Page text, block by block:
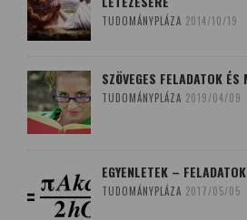
TUDOMÁNYPLÁZA 2014/10/19
SZÖVEGES FELADATOK ÉS
TUDOMÁNYPLÁZA 2019/04/09
EGYENLETEK –
TUDOMÁNYPLÁZA 2017/05/05